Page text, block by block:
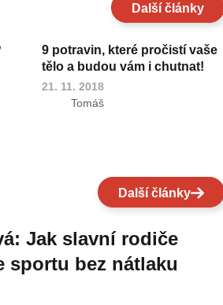
Další články
9 potravin, které pročistí vaše
tělo a budou vám i chutnat!
21. 11. 2018
Tomáš
Další články
Jak slavní rodiče
sportu bez nátlaku